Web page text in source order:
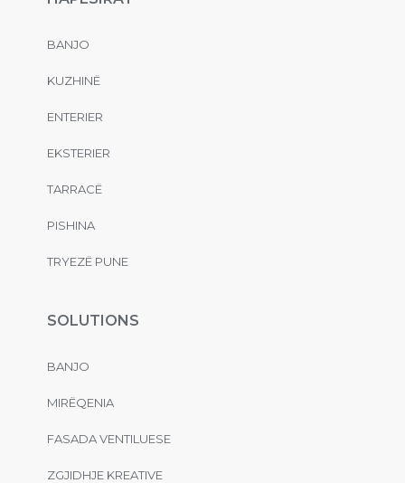
BANJO
KUZHINË
ENTERIER
EKSTERIER
TARRACË
PISHINA
TRYEZË PUNE
SOLUTIONS
BANJO
MIRËQENIA
FASADA VENTILUESE
ZGJIDHJE KREATIVE